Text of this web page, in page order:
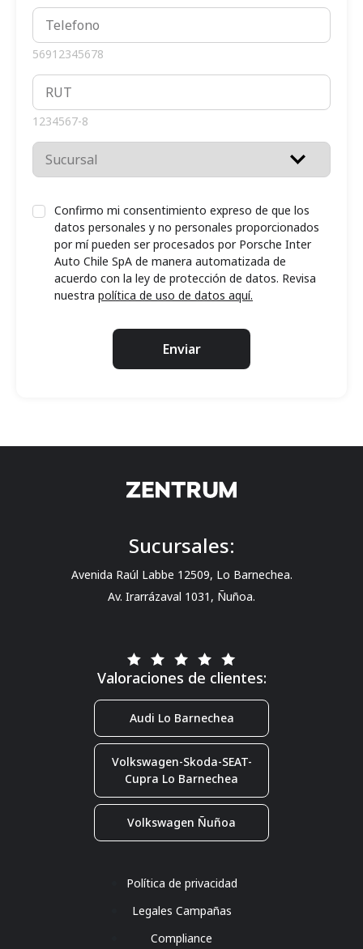
56912345678
1234567-8
Confirmo mi consentimiento expreso de que los
datos personales y no personales proporcionados
por mí pueden ser procesados por Porsche Inter
Auto Chile SpA de manera automatizada de
acuerdo con la ley de protección de datos. Revisa
nuestra política de uso de datos aquí.
Enviar
Valoraciones de clientes:
Audi Lo Barnechea
Volkswagen-Skoda-SEAT-
Cupra Lo Barnechea
Volkswagen Ñuñoa
Sucursales:
Avenida Raúl Labbe 12509, Lo Barnechea.
Av. Irarrázaval 1031, Ñuñoa.
Política de privacidad
Legales Campañas
Compliance